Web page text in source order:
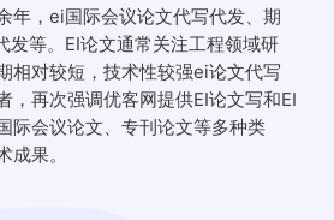
年，ei国际会议论文代写代发、期
发等。EI论文通常关注工程领域研
相对较短，技术性较强ei论文代写
，再次强调优客网提供EI论文写和EI
际会议论文、专刊论文等多种类
果。